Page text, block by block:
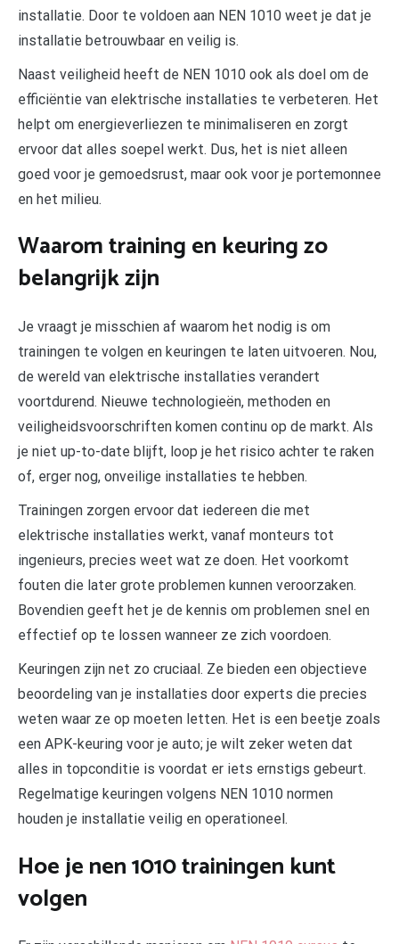
installatie. Door te voldoen aan NEN 1010 weet je dat je
installatie betrouwbaar en veilig is.
Naast veiligheid heeft de NEN 1010 ook als doel om de
efficiëntie van elektrische installaties te verbeteren. Het
helpt om energieverliezen te minimaliseren en zorgt
ervoor dat alles soepel werkt. Dus, het is niet alleen
goed voor je gemoedsrust, maar ook voor je portemonnee
en het milieu.
Waarom training en keuring zo
belangrijk zijn
Je vraagt je misschien af waarom het nodig is om
trainingen te volgen en keuringen te laten uitvoeren. Nou,
de wereld van elektrische installaties verandert
voortdurend. Nieuwe technologieën, methoden en
veiligheidsvoorschriften komen continu op de markt. Als
je niet up-to-date blijft, loop je het risico achter te raken
of, erger nog, onveilige installaties te hebben.
Trainingen zorgen ervoor dat iedereen die met
elektrische installaties werkt, vanaf monteurs tot
ingenieurs, precies weet wat ze doen. Het voorkomt
fouten die later grote problemen kunnen veroorzaken.
Bovendien geeft het je de kennis om problemen snel en
effectief op te lossen wanneer ze zich voordoen.
Keuringen zijn net zo cruciaal. Ze bieden een objectieve
beoordeling van je installaties door experts die precies
weten waar ze op moeten letten. Het is een beetje zoals
een APK-keuring voor je auto; je wilt zeker weten dat
alles in topconditie is voordat er iets ernstigs gebeurt.
Regelmatige keuringen volgens NEN 1010 normen
houden je installatie veilig en operationeel.
Hoe je nen 1010 trainingen kunt
volgen